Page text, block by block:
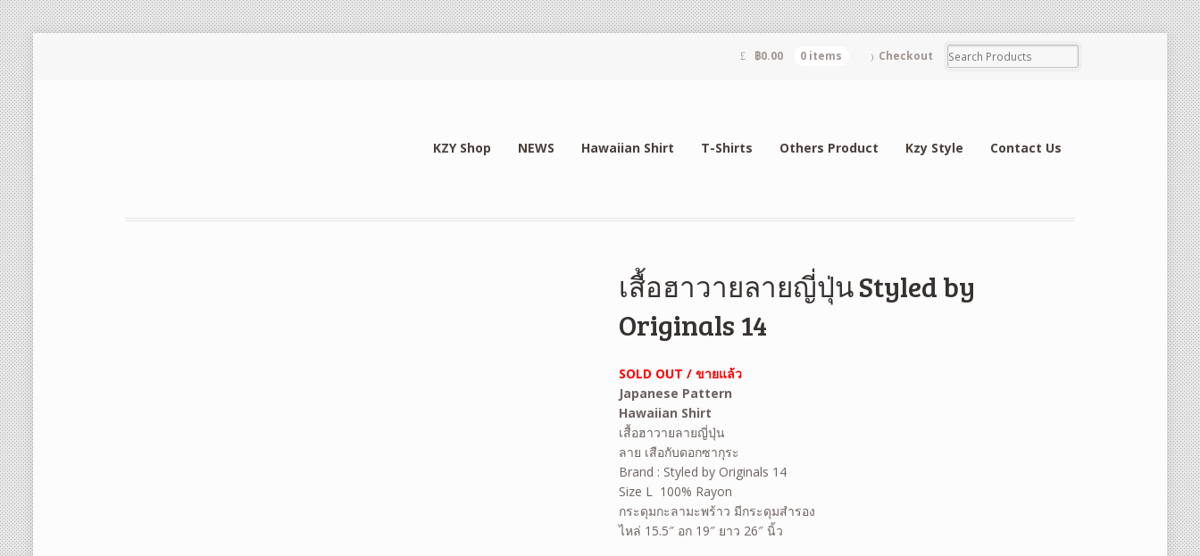
฿0.00 0 items Checkout
KZY Shop NEWS Hawaiian Shirt T-Shirts Others Product Kzy Style Contact Us
เสื้อฮาวายลายญี่ปุ่น Styled by
Originals 14
SOLD OUT / ขายแล้ว
Japanese Pattern
Hawaiian Shirt
เสื้อฮาวายลายญี่ปุ่น
ลาย เสือกับดอกซากุระ
Brand : Styled by Originals 14
Size L 100% Rayon
กระดุมกะลามะพร้าว มีกระดุมสำรอง
ไหล่ 15.5″ อก 19″ ยาว 26″ นิ้ว